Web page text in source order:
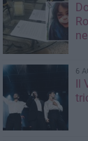
6
Il